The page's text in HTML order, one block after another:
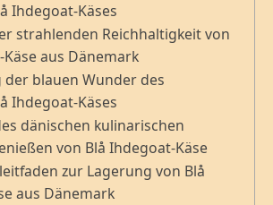
Ihdegoat-Käses
strahlenden Reichhaltigkeit von
aus Dänemark
blauen Wunder des
Ihdegoat-Käses
dänischen kulinarischen
von Blå Ihdegoat-Käse
zur Lagerung von Blå
aus Dänemark